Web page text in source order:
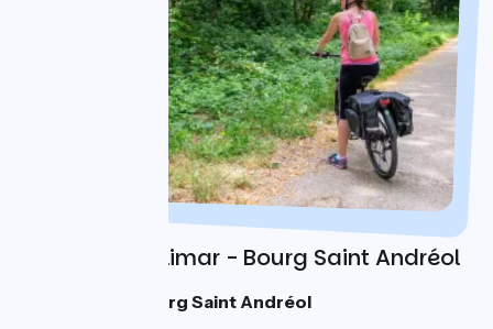
Tag 3 : Montélimar - Bourg Saint Andréol
Eine Nacht in Bourg Saint Andréol